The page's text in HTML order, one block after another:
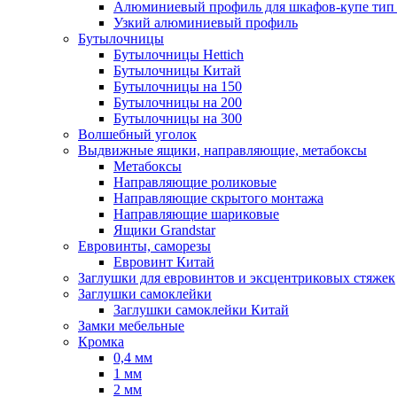
Алюминиевый профиль для шкафов-купе
Узкий алюминиевый профиль
Бутылочницы
Бутылочницы Hettich
Бутылочницы Китай
Бутылочницы на 150
Бутылочницы на 200
Бутылочницы на 300
Волшебный уголок
Выдвижные ящики, направляющие, метабоксы
Метабоксы
Направляющие роликовые
Направляющие скрытого монтажа
Направляющие шариковые
Ящики Grandstar
Евровинты, саморезы
Евровинт Китай
Заглушки для евровинтов и эксцентриковых стяжек
Заглушки самоклейки
Заглушки самоклейки Китай
Замки мебельные
Кромка
0,4 мм
1 мм
2 мм